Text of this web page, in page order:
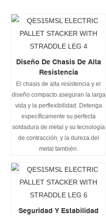
Diseño De Chasis De Alta
Resistencia
El chasis de alta resistencia y el
diseño compacto aseguran la larga
vida y la perflexibilidad. Detenga
específicamente su perfecta
soldadura de metal y su tecnología
de contracción, y la dureza del
metal también.
Seguridad Y Estabilidad